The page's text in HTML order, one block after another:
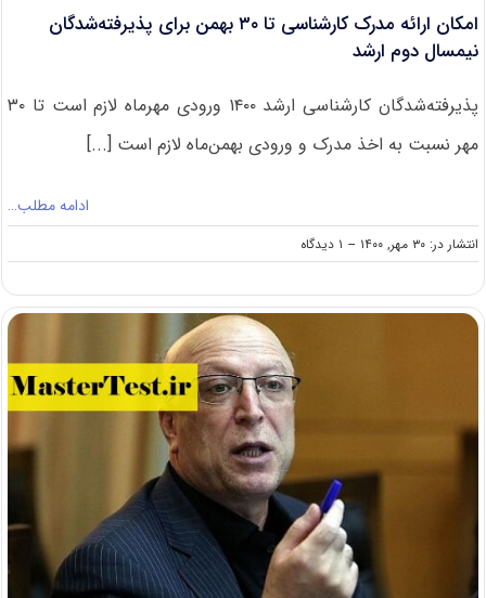
امکان ارائه مدرک کارشناسی تا ۳۰ بهمن‌ برای پذیرفته‌شدگان
نیمسال دوم ارشد
پذیرفته‌شدگان کارشناسی ارشد ۱۴۰۰ ورودی مهرماه لازم است تا ۳۰
مهر نسبت به اخذ مدرک و ورودی بهمن‌ماه لازم است [...]
ادامه مطلب…
انتشار در: ۳۰ مهر, ۱۴۰۰ -- ۱ دیدگاه
on
امکان
مدرک
کارشناسی
۳۰
بهمن‌
برای
پذیرفته‌شدگان
نیمسال
دوم
ارشد